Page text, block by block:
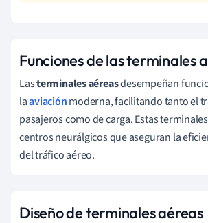
Funciones de las terminales
Lasterminales aéreasdesempeñan
laaviaciónmoderna, facilitando tanto el
pasajeros como de carga. Estas
centros neurálgicos que aseguran la
del tráfico aéreo.
Diseño de terminales aéreas